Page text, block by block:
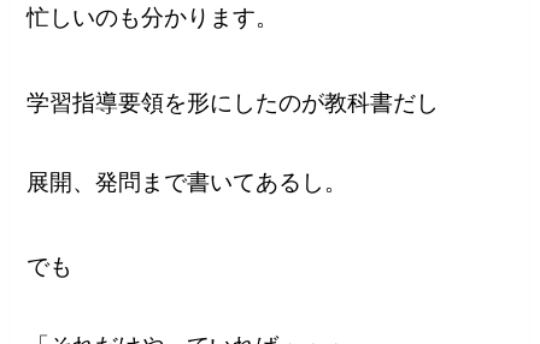
忙しいのも分かります。
学習指導要領を形にしたのが教科書だし
展開、発問まで書いてあるし。
でも